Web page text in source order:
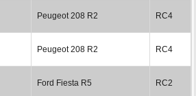
Peugeot 208 R2 RC4
Peugeot 208 R2 RC4
Ford Fiesta R5 RC2